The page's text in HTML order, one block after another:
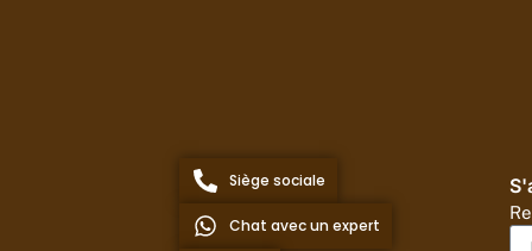
Siège sociale
Chat avec un expert